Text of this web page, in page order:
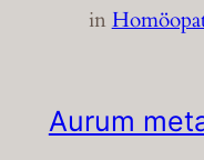
in
Aurum